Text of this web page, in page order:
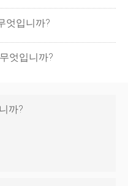
엇입니까?
엇입니까?
까?